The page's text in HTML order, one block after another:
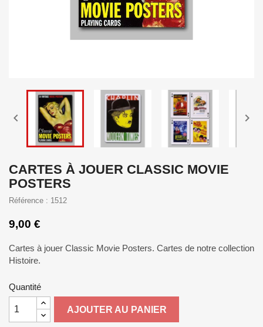
 
CARTES À JOUER CLASSIC MOVIE
POSTERS
Référence : 1512
9,00 €
Cartes à jouer Classic Movie Posters. Cartes de notre collection
Histoire.
Quantité
AJOUTER AU PANIER